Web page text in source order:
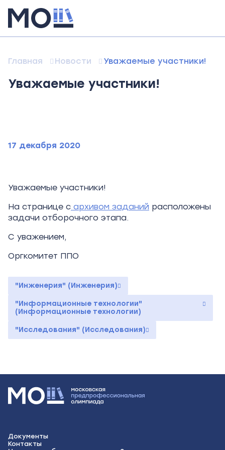
Главная Новости Уважаемые участники!
Уважаемые участники!
17 декабря 2020
Уважаемые участники!
На странице с архивом заданий расположены
задачи отборочного этапа.
С уважением,
Оргкомитет ППО
"Инженерия" (Инженерия)
"Информационные технологии"
(Информационные технологии)
"Исследования" (Исследования)
Документы
Контакты